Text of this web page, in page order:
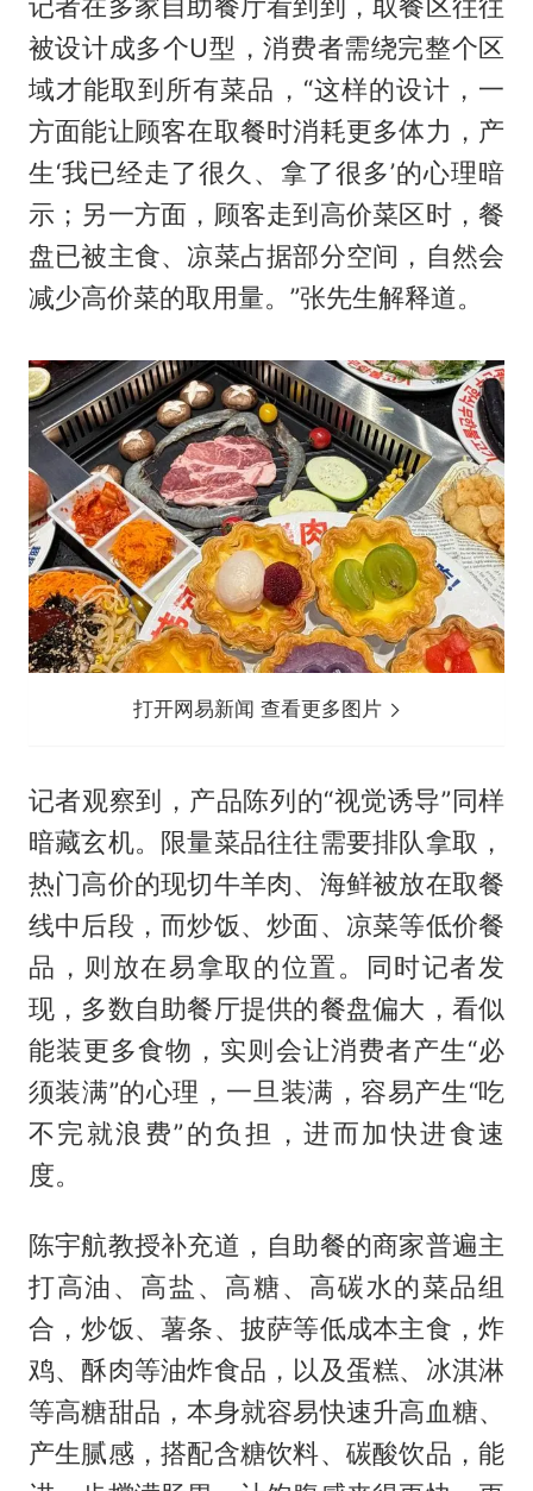
被设计成多个U型，消费者需绕完整个区
域才能取到所有菜品，“这样的设计，一
方面能让顾客在取餐时消耗更多体力，产
生‘我已经走了很久、拿了很多’的心理暗
示；另一方面，顾客走到高价菜区时，餐
盘已被主食、凉菜占据部分空间，自然会
减少高价菜的取用量。”张先生解释道。
打开网易新闻 查看更多图片
记者观察到，产品陈列的“视觉诱导”同样
暗藏玄机。限量菜品往往需要排队拿取，
热门高价的现切牛羊肉、海鲜被放在取餐
线中后段，而炒饭、炒面、凉菜等低价餐
品，则放在易拿取的位置。同时记者发
现，多数自助餐厅提供的餐盘偏大，看似
能装更多食物，实则会让消费者产生“必
须装满”的心理，一旦装满，容易产生“吃
不完就浪费”的负担，进而加快进食速
度。
陈宇航教授补充道，自助餐的商家普遍主
打高油、高盐、高糖、高碳水的菜品组
合，炒饭、薯条、披萨等低成本主食，炸
鸡、酥肉等油炸食品，以及蛋糕、冰淇淋
等高糖甜品，本身就容易快速升高血糖、
产生腻感，搭配含糖饮料、碳酸饮品，能